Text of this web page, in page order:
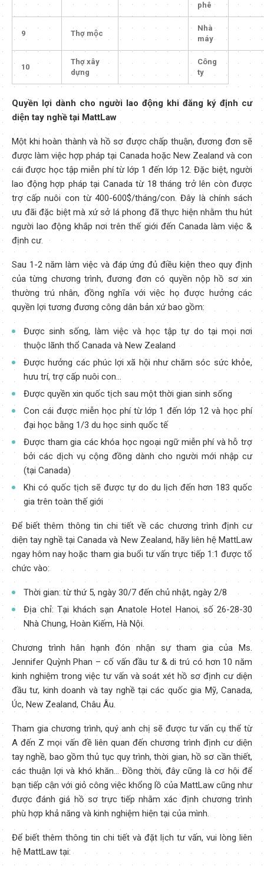
phê
9 Thợ mộc
Nhà
máy
10
Thợ xây
dựng
Công
ty
Quyền lợi dành cho người lao động khi đăng ký định cư
diện tay nghề tại MattLaw
Một khi hoàn thành và hồ sơ được chấp thuận, đương đơn sẽ
được làm việc hợp pháp tại Canada hoặc New Zealand và con
cái được học tập miễn phí từ lớp 1 đến lớp 12. Đặc biệt, người
lao động hợp pháp tại Canada từ 18 tháng trở lên còn được
trợ cấp nuôi con từ 400-600$/tháng/con. Đây là chính sách
ưu đãi đặc biệt mà xứ sở lá phong đã thực hiện nhằm thu hút
người lao động khắp nơi trên thế giới đến Canada làm việc &
định cư.
Sau 1-2 năm làm việc và đáp ứng đủ điều kiện theo quy định
của từng chương trình, đương đơn có quyền nộp hồ sơ xin
thường trú nhân, đồng nghĩa với việc họ được hưởng các
quyền lợi tương đương công dân bản xứ bao gồm:
Được sinh sống, làm việc và học tập tự do tại mọi nơi
thuộc lãnh thổ Canada và New Zealand
Được hưởng các phúc lợi xã hội như chăm sóc sức khỏe,
hưu trí, trợ cấp nuôi con…
Được quyền xin quốc tịch sau một thời gian sinh sống
Con cái được miễn học phí từ lớp 1 đến lớp 12 và học phí
đại học bằng 1/3 du học sinh quốc tế
Được tham gia các khóa học ngoại ngữ miễn phí và hỗ trợ
bởi các dịch vụ cộng đồng dành cho người mới nhập cư
(tại Canada)
Khi có quốc tịch sẽ được tự do du lịch đến hơn 183 quốc
gia trên toàn thế giới
Để biết thêm thông tin chi tiết về các chương trình định cư
diện tay nghề tại Canada và New Zealand, hãy liên hệ MattLaw
ngay hôm nay hoặc tham gia buổi tư vấn trực tiếp 1:1 được tổ
chức vào:
Thời gian: từ thứ 5, ngày 30/7 đến chủ nhật, ngày 2/8
Địa chỉ: Tại khách sạn Anatole Hotel Hanoi, số 26-28-30
Nhà Chung, Hoàn Kiếm, Hà Nội.
Chương trình hân hạnh đón nhận sự tham gia của Ms.
Jennifer Quỳnh Phan – cố vấn đầu tư & di trú có hơn 10 năm
kinh nghiệm trong việc tư vấn và soát xét hồ sơ định cư diện
đầu tư, kinh doanh và tay nghề tại các quốc gia Mỹ, Canada,
Úc, New Zealand, Châu Âu.
Tham gia chương trình, quý anh chị sẽ được tư vấn cụ thể từ
A đến Z mọi vấn đề liên quan đến chương trình định cư diện
tay nghề, bao gồm thủ tục quy trình, thời gian, hồ sơ cần thiết,
các thuận lợi và khó khăn… Đồng thời, đây cũng là cơ hội để
bạn tiếp cận với giỏ công việc khổng lồ của MattLaw cũng như
được đánh giá hồ sơ trực tiếp nhằm xác định chương trình
phù hợp khả năng và kinh nghiệm hiện tại của mình.
Để biết thêm thông tin chi tiết và đặt lịch tư vấn, vui lòng liên
hệ MattLaw tại: